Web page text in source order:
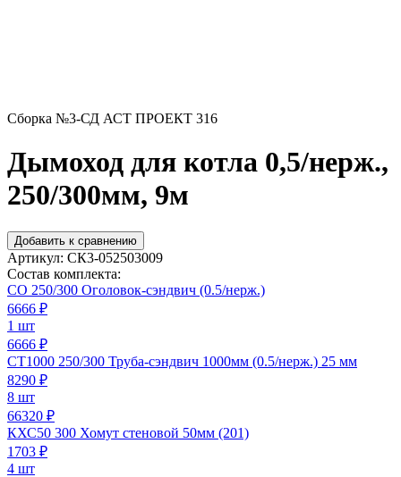
Сборка №3-СД АСТ ПРОЕКТ 316
Дымоход для котла 0,5/нерж.,
250/300мм, 9м
Добавить к сравнению
Артикул: СК3-052503009
Состав комплекта:
СО 250/300 Оголовок-сэндвич (0.5/нерж.)
6666 ₽
1 шт
6666 ₽
СТ1000 250/300 Труба-сэндвич 1000мм (0.5/нерж.) 25 мм
8290 ₽
8 шт
66320 ₽
КХС50 300 Хомут стеновой 50мм (201)
1703 ₽
4 шт